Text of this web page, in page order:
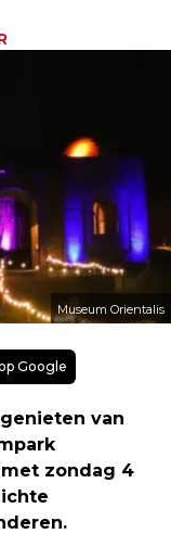
Museum Orientalis
Google
van
zondag 4